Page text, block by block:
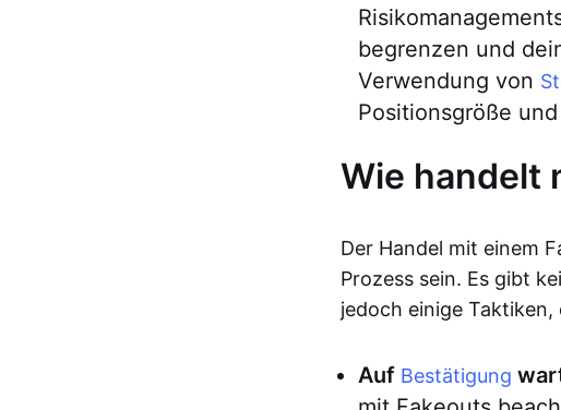
begrenzen und
Verwendung von
Positionsgröße
Wie handelt
Der Handel mit einem
Prozess sein. Es gibt
jedoch einige
Auf Bestätigung